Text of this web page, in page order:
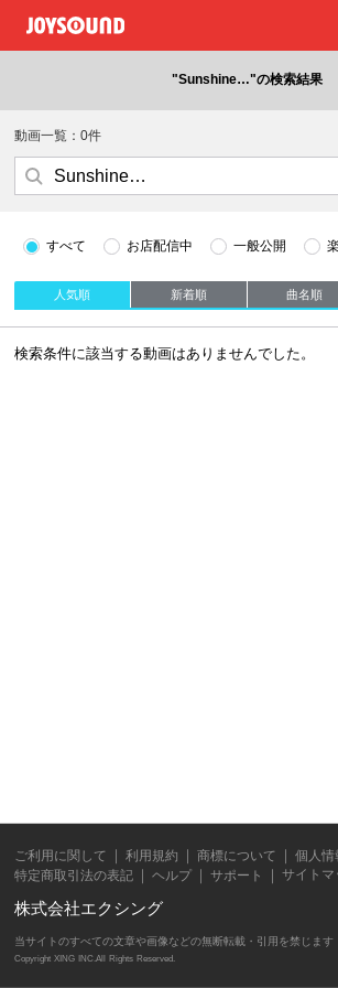
"Sunshine…"の検索結果
動画一覧：0件
すべて お店配信中 一般公開
人気順 新着順 曲名順
検索条件に該当する動画はありませんでした。
ご利用に関して 利用規約 商標について
個人情
特定商取引法の表記
ヘルプ サポート サイトマ
株式会社エクシング
当サイトのすべての文章や画像などの無断転載・引用を禁じます
Copyright XING INC.All Rights Reserved.